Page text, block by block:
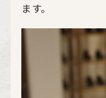
ます。